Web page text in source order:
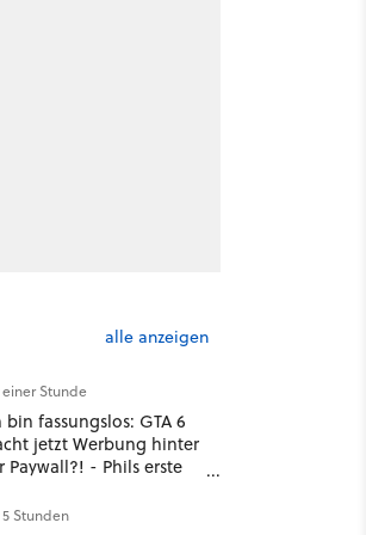
alle anzeigen
Stunde
bin fassungslos: GTA 6
jetzt Werbung hinter
Paywall?! - Phils erste
Stunden